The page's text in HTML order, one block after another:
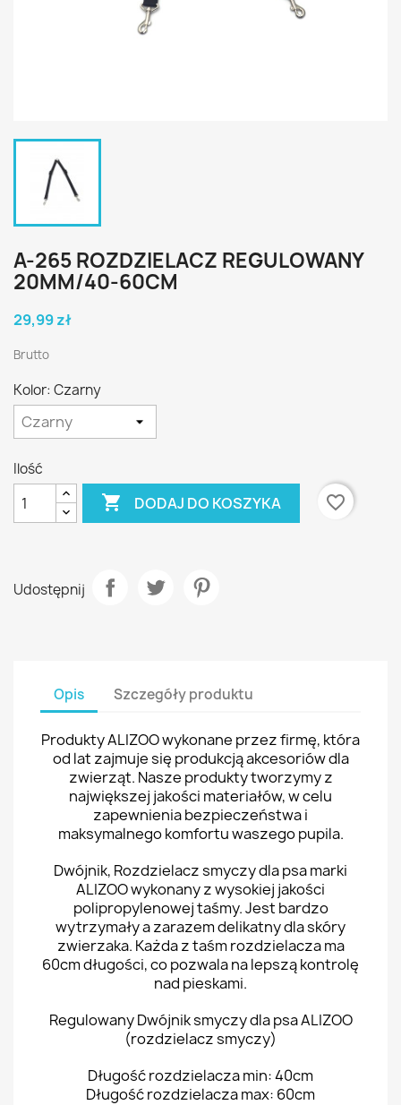
A-265 ROZDZIELACZ REGULOWANY
20MM/40-60CM
29,99 zł
Brutto
Kolor: Czarny
Ilość
 DODAJ DO KOSZYKA favorite_border
Udostępnij
Opis Szczegóły produktu
Produkty ALIZOO wykonane przez firmę, która
od lat zajmuje się produkcją akcesoriów dla
zwierząt. Nasze produkty tworzymy z
największej jakości materiałów, w celu
zapewnienia bezpieczeństwa i
maksymalnego komfortu waszego pupila.
Dwójnik, Rozdzielacz smyczy dla psa marki
ALIZOO wykonany z wysokiej jakości
polipropylenowej taśmy. Jest bardzo
wytrzymały a zarazem delikatny dla skóry
zwierzaka. Każda z taśm rozdzielacza ma
60cm długości, co pozwala na lepszą kontrolę
nad pieskami.
Regulowany Dwójnik smyczy dla psa ALIZOO
(rozdzielacz smyczy)
Długość rozdzielacza min: 40cm
Długość rozdzielacza max: 60cm